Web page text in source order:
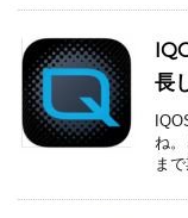
長
ね
ま